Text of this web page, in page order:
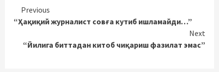
Continue
Reading
Previous
“Ҳақиқий журналист совға кутиб ишламайди…”
Next
“Йилига биттадан китоб чиқариш фазилат эмас”